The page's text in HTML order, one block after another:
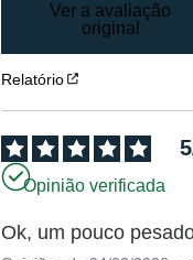
Ver a avaliação
original
Relatório
5
Opinião verificada
Ok, um pouco